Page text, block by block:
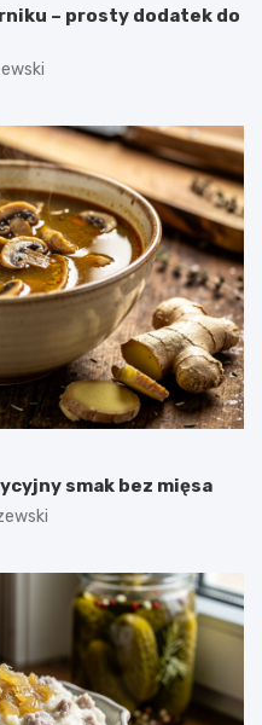
– prosty dodatek do
smak bez mięsa